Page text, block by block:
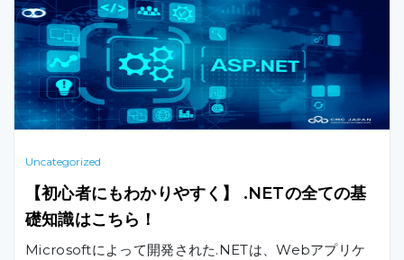
Uncategorized
【初心者にもわかりやすく】 .NETの全ての基
礎知識はこちら！
Microsoftによって開発された.NETは、Webアプリケ